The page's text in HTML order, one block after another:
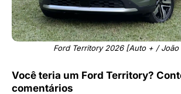
Ford Territory 2026 [Auto + / João
Você teria um Ford Territory?
comentários